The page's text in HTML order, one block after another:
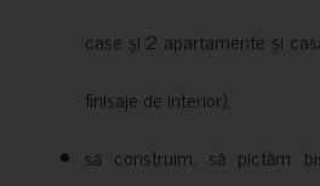
case și 2 apartamente și
finisaje de interior);
să construim, să pictăm